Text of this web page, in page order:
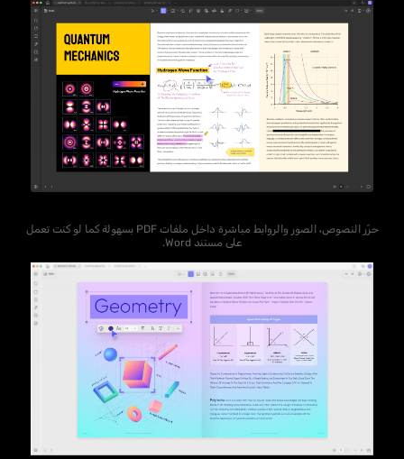
حرّر النصوص، الصور والروابط مباشرة داخل ملفات PDF بسهولة كما لو كنت تعمل
على مستند Word.